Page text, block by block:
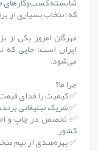
که انتخاب بسیاری از
مهرگان امروز یکی از
ایران است؛ جایی که
می‌شود.
چرا ما؟
✅ کیفیت را فدای
✅ شریک تبلیغاتی
✅ تخصص در چاپ و
کشور
✅ بهره‌مندی از تیم